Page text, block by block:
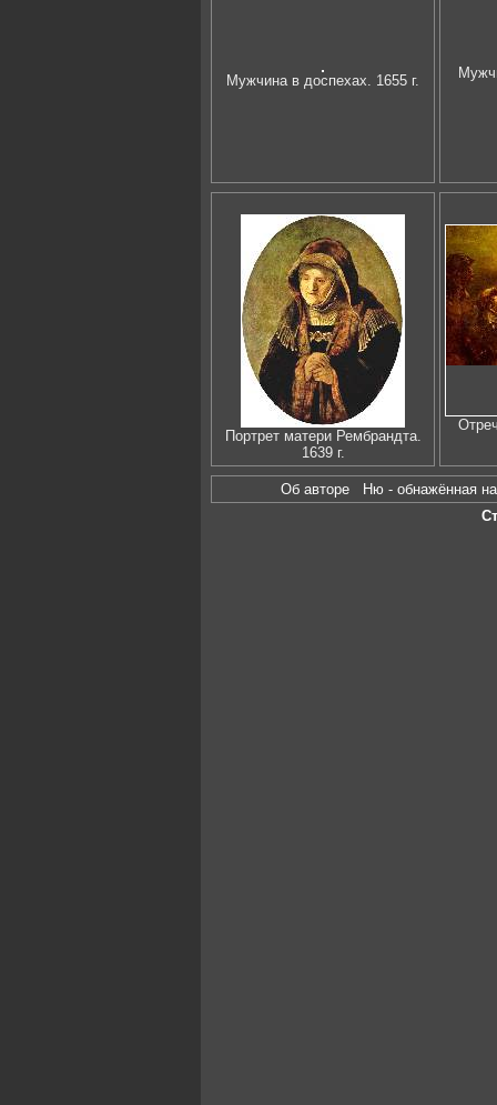
Мужчина в доспехах. 1655 г.
Портрет матери Рембрандта.
1639 г.
Об авторе
Ню - обнажённая